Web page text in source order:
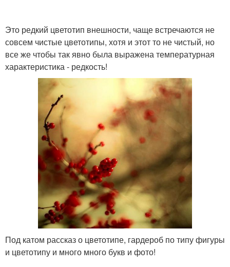
Это редкий цветотип внешности, чаще встречаются не
совсем чистые цветотипы, хотя и этот то не чистый, но
все же чтобы так явно была выражена температурная
характеристика - редкость!
Под катом рассказ о цветотипе, гардероб по типу фигуры
и цветотипу и много много букв и фото!